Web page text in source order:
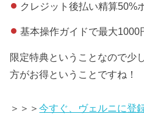
クレジット後払い精算50%
基本操作ガイドで最大1000
限定特典ということなので少
方がお得ということですね！
＞＞＞今すぐ、ヴェルニに登